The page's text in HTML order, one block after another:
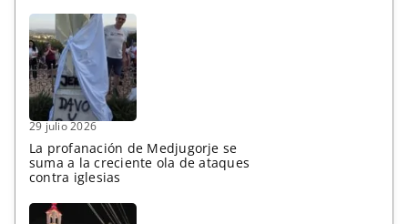
29 julio 2026
La profanación de Medjugorje se
suma a la creciente ola de ataques
contra iglesias